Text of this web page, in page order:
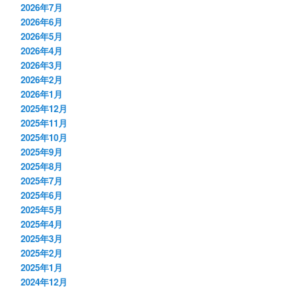
2026年7月
2026年6月
2026年5月
2026年4月
2026年3月
2026年2月
2026年1月
2025年12月
2025年11月
2025年10月
2025年9月
2025年8月
2025年7月
2025年6月
2025年5月
2025年4月
2025年3月
2025年2月
2025年1月
2024年12月